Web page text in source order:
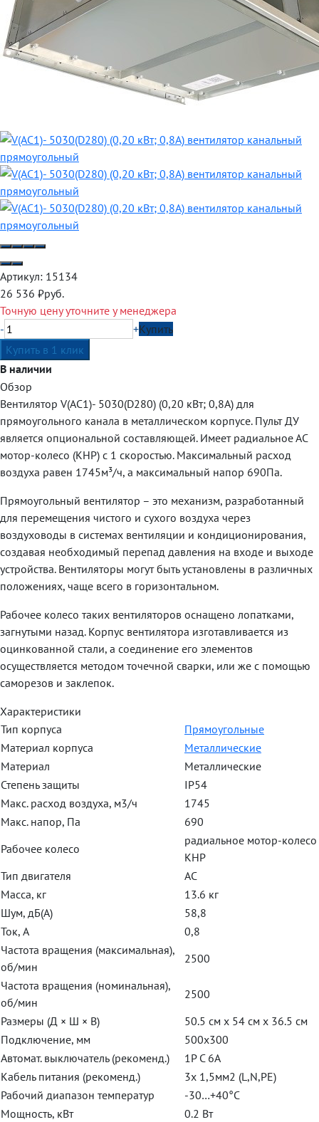
Артикул: 15134
26 536 ₽руб.
Точную цену уточните у менеджера
-
+Купить
В наличии
Обзор
Вентилятор V(AC1)- 5030(D280) (0,20 кВт; 0,8А) для
прямоугольного канала в металлическом корпусе. Пульт ДУ
является опциональной составляющей. Имеет радиальное АC
мотор-колесо (КНР) с 1 скоростью. Максимальный расход
воздуха равен 1745м³/ч, а максимальный напор 690Па.
Прямоугольный вентилятор – это механизм, разработанный
для перемещения чистого и сухого воздуха через
воздуховоды в системах вентиляции и кондиционирования,
создавая необходимый перепад давления на входе и выходе
устройства. Вентиляторы могут быть установлены в различных
положениях, чаще всего в горизонтальном.
Рабочее колесо таких вентиляторов оснащено лопатками,
загнутыми назад. Корпус вентилятора изготавливается из
оцинкованной стали, а соединение его элементов
осуществляется методом точечной сварки, или же с помощью
саморезов и заклепок.
Характеристики
Тип корпуса
Прямоугольные
Материал корпуса
Металлические
Материал
Металлические
Степень защиты
IP54
Макс. расход воздуха, м3/ч
1745
Макс. напор, Па
690
Рабочее колесо
радиальное мотор-колесо
КНР
Тип двигателя
AC
Масса, кг
13.6 кг
Шум, дБ(А)
58,8
Ток, A
0,8
Частота вращения (максимальная),
об/мин
2500
Частота вращения (номинальная),
об/мин
2500
Размеры (Д × Ш × В)
50.5 см x 54 см x 36.5 см
Подключение, мм
500x300
Автомат. выключатель (рекоменд.)
1P C 6A
Кабель питания (рекоменд.)
3х 1,5мм2 (L,N,PE)
Рабочий диапазон температур
-30…+40°C
Мощность, кВт
0.2 Вт